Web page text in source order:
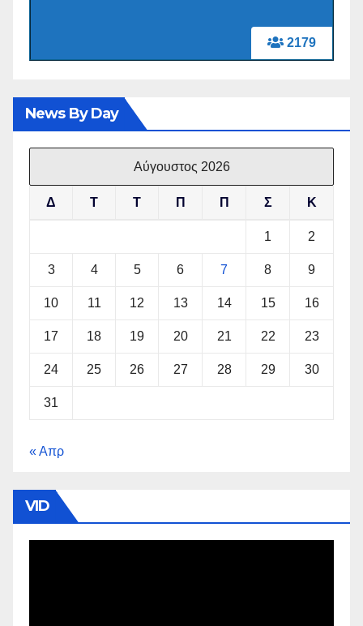
2179
News By Day
Αύγουστος 2026
Δ Τ Τ Π Π Σ Κ
1 2
3 4 5 6 7 8 9
10 11 12 13 14 15 16
17 18 19 20 21 22 23
24 25 26 27 28 29 30
31
« Απρ
VID